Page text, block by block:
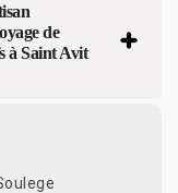
de
à Saint Avit